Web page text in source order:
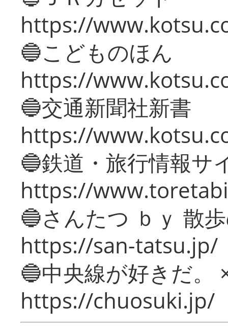
https://
🔵こどものほん
https://
🔵交通新聞社新書
https://
🔵鉄道・旅行情報サ
https://
🔵さんたつ ｂｙ 散
https://san-tatsu.jp/
🔵中央線が好きだ。
https://chuosuki.jp/